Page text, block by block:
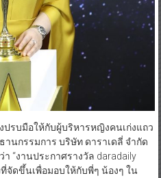
รบมือให้กับผู้บริหารหญิงคนเก่งแถว
นกรรมการ บริษัท ดาราเดลี่ จำกัด
“งานประกาศรางวัล daradaily
จัดขึ้นเพื่อมอบให้กับพี่ๆ น้องๆ ใน